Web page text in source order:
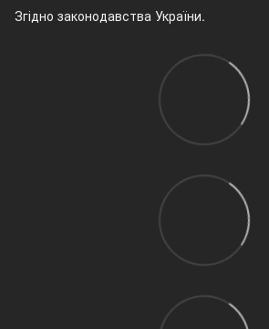
Згідно законодавства України.